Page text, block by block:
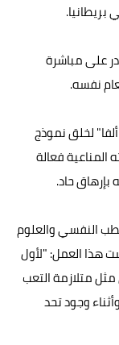
على مباشرة
نفسه.
لخلق نموذج
المناعية فعالة
بإرهاق حاد.
النفسي والعلوم
هذا العمل: "لأول
متلازمة التعب
وجود تحد